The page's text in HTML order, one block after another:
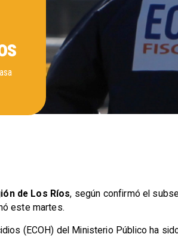
de Los Ríos, según confirmó el
este martes.
(ECOH) del Ministerio Público ha